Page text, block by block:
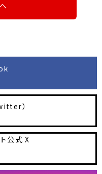
）
公式 X